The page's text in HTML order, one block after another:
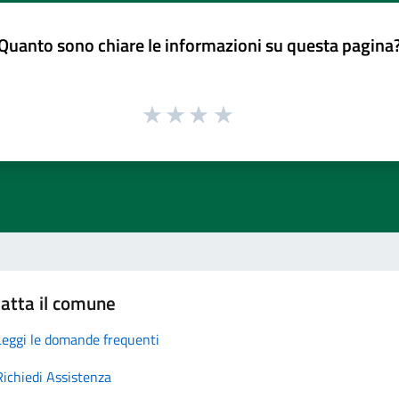
sono chiare le informazioni su questa
il comune
le domande frequenti
Assistenza